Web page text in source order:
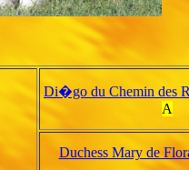
Di�go du Chemin des
A
Duchess Mary de